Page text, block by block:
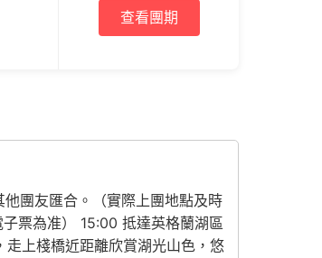
查看團期
團友匯合。（實際上團地點及時
票為准） 15:00 抵達英格蘭湖區
上棧橋近距離欣賞湖光山色，悠